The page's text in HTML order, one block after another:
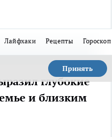
Лайфхаки Рецепты Гороскоп
Принять
глубокие
и близким